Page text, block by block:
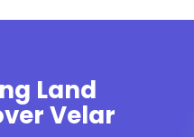
Land
Velar